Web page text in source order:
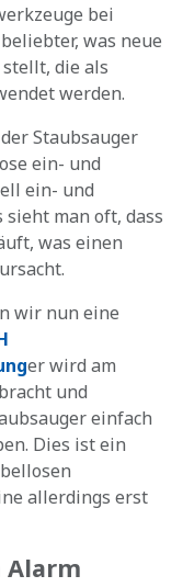
bei
was neue
die als
werden.
Staubsauger
ein- und
ein- und
man oft, dass
was einen
wir nun eine
er wird am
und
einfach
Dies ist ein
allerdings erst
Alarm